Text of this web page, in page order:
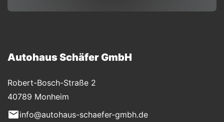
Autohaus Schäfer GmbH
Robert-Bosch-Straße 2
40789 Monheim
info@autohaus-schaefer-gmbh.de